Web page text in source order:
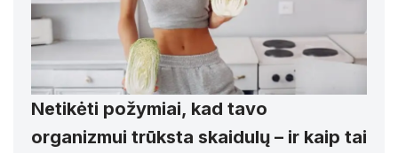
Netikėti požymiai, kad tavo
organizmui trūksta skaidulų – ir kaip tai